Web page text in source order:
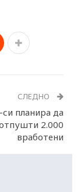
СЛЕДНО
планира да
2.000
вработени